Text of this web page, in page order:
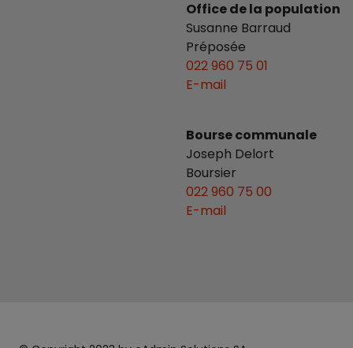
Office de la population
Susanne Barraud
Préposée
022 960 75 01
E-mail
Bourse communale
Joseph Delort
Boursier
022 960 75 00
E-mail